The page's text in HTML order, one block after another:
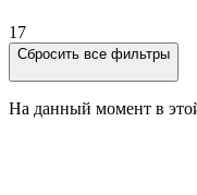
17
Сбросить все фильтры
На данный момент в